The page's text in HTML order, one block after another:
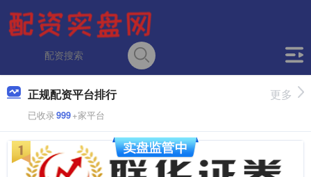
正规配资平台排行
已收录999+家平台
更多